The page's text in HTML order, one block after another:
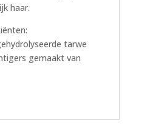
haar.
tarwe
gemaakt van